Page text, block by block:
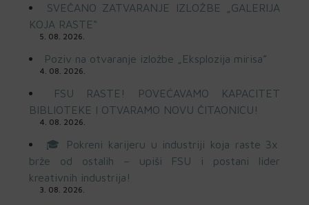
SVEČANO ZATVARANJE IZLOŽBE „GALERIJA
KOJA RASTE“
5. 08. 2026.
Poziv na otvaranje izložbe „Eksplozija mirisa”
4. 08. 2026.
FSU RASTE! POVEĆAVAMO KAPACITET
BIBLIOTEKE I OTVARAMO NOVU ČITAONICU!
4. 08. 2026.
🎓 Pokreni karijeru u industriji koja raste 3x
brže od ostalih – upiši FSU i postani lider
kreativnih industrija!
3. 08. 2026.